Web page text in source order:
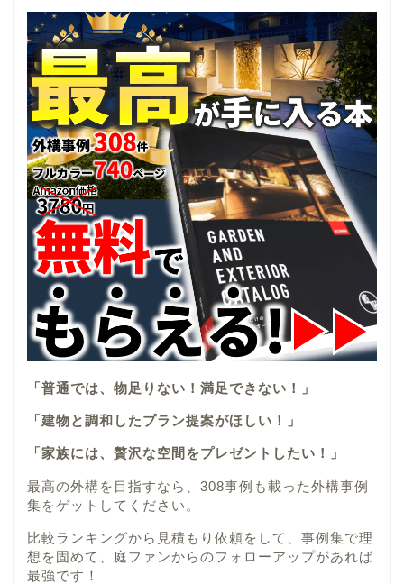
「普通では、物足りない！満足できない！」
「建物と調和したプラン提案がほしい！」
「家族には、贅沢な空間をプレゼントしたい！」
最高の外構を目指すなら、308事例も載った外構事例
集をゲットしてください。
比較ランキングから見積もり依頼をして、事例集で理
想を固めて、庭ファンからのフォローアップがあれば
最強です！